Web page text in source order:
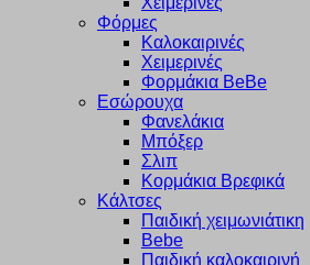
Φόρμες
Καλοκαιρινές
Χειμερινές
Φορμάκια BeBe
Εσώρουχα
Φανελάκια
Μπόξερ
Σλιπ
Κορμάκια Βρεφικά
Κάλτσες
Παιδική χειμωνιάτικη
Bebe
Παιδική καλοκαιρινή